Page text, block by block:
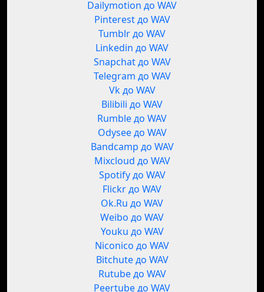
Dailymotion до WAV
Pinterest до WAV
Tumblr до WAV
Linkedin до WAV
Snapchat до WAV
Telegram до WAV
Vk до WAV
Bilibili до WAV
Rumble до WAV
Odysee до WAV
Bandcamp до WAV
Mixcloud до WAV
Spotify до WAV
Flickr до WAV
Ok.Ru до WAV
Weibo до WAV
Youku до WAV
Niconico до WAV
Bitchute до WAV
Rutube до WAV
Peertube до WAV